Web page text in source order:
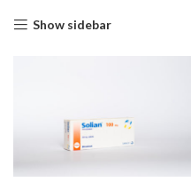
Show sidebar